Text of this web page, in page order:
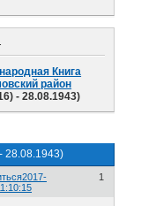
Книга
район
- 28.08.1943)
28.08.1943)
1
2017-